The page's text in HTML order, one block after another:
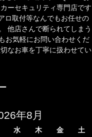
ーセキュリティ専門店です
ロ取付等なんでもお任せの
他店さんで断られてしまう
お気軽にお問い合わせくだ
なお車を丁寧に扱わせてい
年8月
水 木 金
土